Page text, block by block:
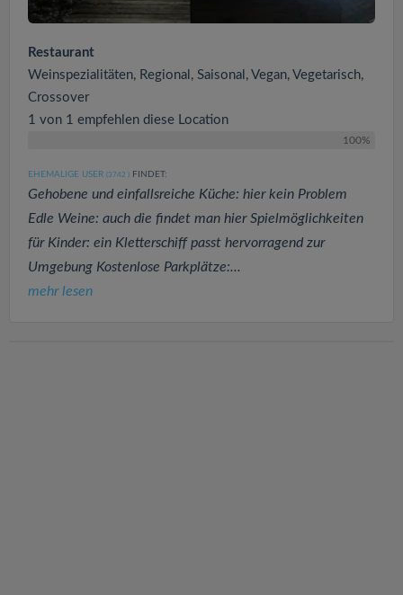
Restaurant
Weinspezialitäten, Regional, Saisonal, Vegan, Vegetarisch,
Crossover
1 von 1 empfehlen diese Location
100%
EHEMALIGE USER (3742 ) FINDET:
Gehobene und einfallsreiche Küche: hier kein Problem
Edle Weine: auch die findet man hier Spielmöglichkeiten
für Kinder: ein Kletterschiff passt hervorragend zur
Umgebung Kostenlose Parkplätze:...
mehr lesen